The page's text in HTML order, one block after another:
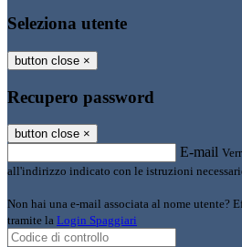
Seleziona utente
button close ×
Recupero password
button close ×
E-mail
all'indirizzo indicato con le istruzioni
Non hai una e-mail associata al nome utente?
tramite la Login Spaggiari